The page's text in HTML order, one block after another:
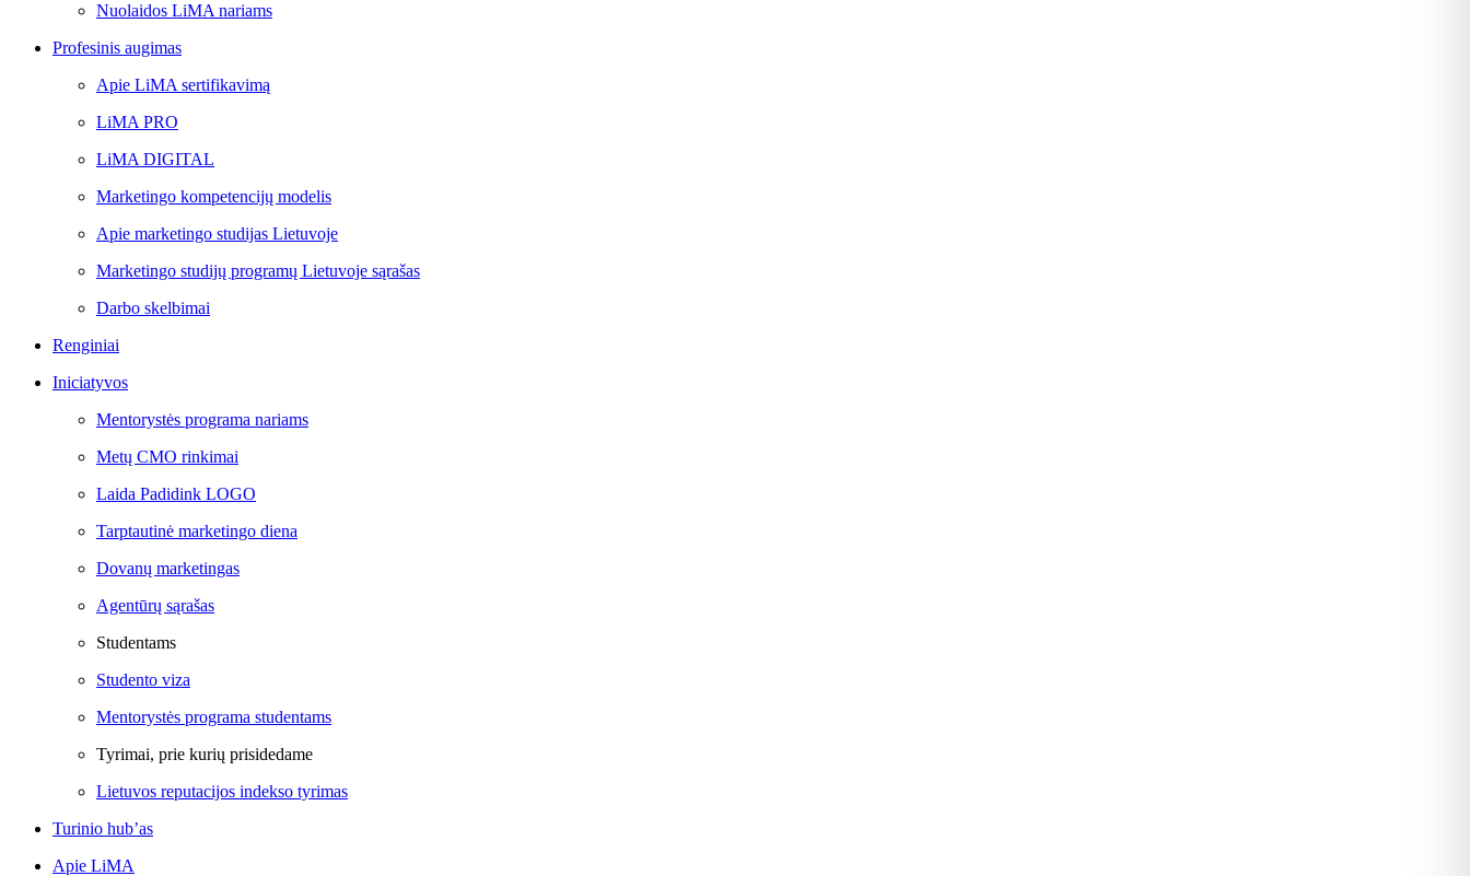
Nuolaidos LiMA nariams
Profesinis augimas
Apie LiMA sertifikavimą
LiMA PRO
LiMA DIGITAL
Marketingo kompetencijų modelis
Apie marketingo studijas Lietuvoje
Marketingo studijų programų Lietuvoje sąrašas
Darbo skelbimai
Renginiai
Iniciatyvos
Mentorystės programa nariams
Metų CMO rinkimai
Laida Padidink LOGO
Tarptautinė marketingo diena
Dovanų marketingas
Agentūrų sąrašas
Studentams
Studento viza
Mentorystės programa studentams
Tyrimai, prie kurių prisidedame
Lietuvos reputacijos indekso tyrimas
Turinio hub’as
Apie LiMA